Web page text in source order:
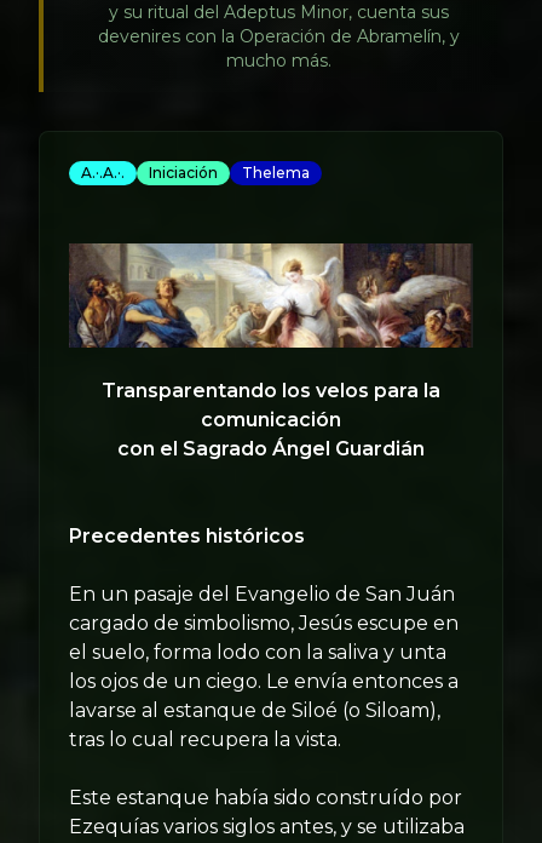
y su ritual del Adeptus Minor, cuenta sus
devenires con la Operación de Abramelín, y
mucho más.
A.·.A.·. Iniciación Thelema
Transparentando los velos para la
comunicación
con el Sagrado Ángel Guardián
Precedentes históricos
En un pasaje del Evangelio de San Juán
cargado de simbolismo, Jesús escupe en
el suelo, forma lodo con la saliva y unta
los ojos de un ciego. Le envía entonces a
lavarse al estanque de Siloé (o Siloam),
tras lo cual recupera la vista.
Este estanque había sido construído por
Ezequías varios siglos antes, y se utilizaba